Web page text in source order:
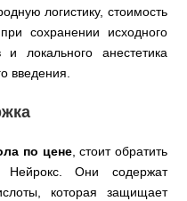
логистику, стоимость
сохранении исходного
локального анестетика
введения.
по цене, стоит обратить
Они содержат
которая защищает